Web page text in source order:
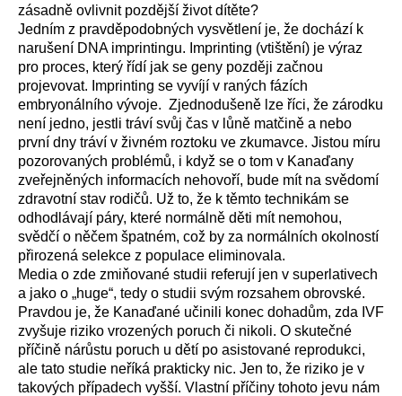
zásadně ovlivnit pozdější život dítěte?
Jedním z pravděpodobných vysvětlení je, že dochází k
narušení DNA imprintingu. Imprinting (vtištění) je výraz
pro proces, který řídí jak se geny později začnou
projevovat. Imprinting se vyvíjí v raných fázích
embryonálního vývoje. Zjednodušeně lze říci, že zárodku
není jedno, jestli tráví svůj čas v lůně matčině a nebo
první dny tráví v živném roztoku ve zkumavce. Jistou míru
pozorovaných problémů, i když se o tom v Kanaďany
zveřejněných informacích nehovoří, bude mít na svědomí
zdravotní stav rodičů. Už to, že k těmto technikám se
odhodlávají páry, které normálně děti mít nemohou,
svědčí o něčem špatném, což by za normálních okolností
přirozená selekce z populace eliminovala.
Media o zde zmiňované studii referují jen v superlativech
a jako o „huge“, tedy o studii svým rozsahem obrovské.
Pravdou je, že Kanaďané učinili konec dohadům, zda IVF
zvyšuje riziko vrozených poruch či nikoli. O skutečné
příčině nárůstu poruch u dětí po asistované reprodukci,
ale tato studie neříká prakticky nic. Jen to, že riziko je v
takových případech vyšší. Vlastní příčiny tohoto jevu nám